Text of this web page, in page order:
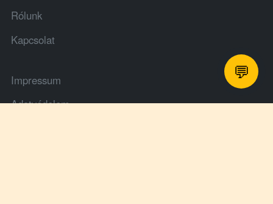
Rólunk
Kapcsolat
Impressum
Adatvédelem
💬